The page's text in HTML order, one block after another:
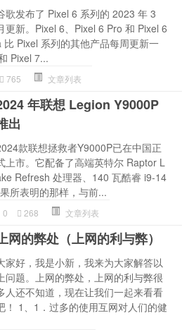
歌发布了 Pixel 6 系列的 2023 年 3
更新。Pixel 6、Pixel 6 Pro 和 Pixel 6
比 Pixel 系列的其他产品每周更新一
Pixel 7...
765 文章列表
年联想 Legion Y9000P
出
款联想拯救者Y9000P已在中国正
上市。它配备了高端英特尔 Raptor L
Refresh 处理器、140 瓦酷睿 i9-14
所表明的那样，与前...
0 268 文章列表
网的弊处（上网的利与弊）
家好，我是小新，我来为大家解答以
问题。上网的弊处，上网的利与弊很
人还不知道，现在让我们一起来看看
！ 1、1．过多的使用互网对人们的健